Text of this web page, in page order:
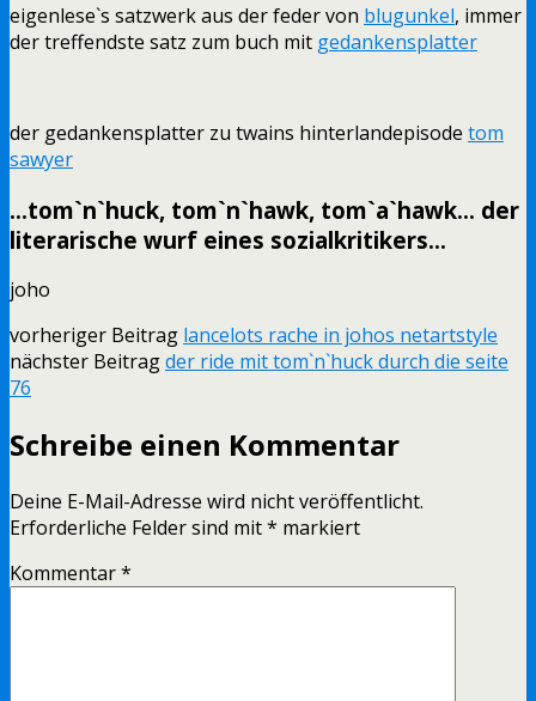
eigenlese`s satzwerk aus der feder von blugunkel, immer
der treffendste satz zum buch mit gedankensplatter
der gedankensplatter zu twains hinterlandepisode tom
sawyer
…tom`n`huck, tom`n`hawk, tom`a`hawk… der
literarische wurf eines sozialkritikers…
joho
vorheriger Beitrag lancelots rache in johos netartstyle
nächster Beitragder ride mit tom`n`huck durch die seite
76
Schreibe einen Kommentar
Deine E-Mail-Adresse wird nicht veröffentlicht.
Erforderliche Felder sind mit* markiert
Kommentar*